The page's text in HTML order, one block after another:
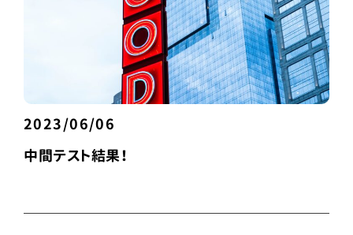
2023/06/06
中間テスト結果！